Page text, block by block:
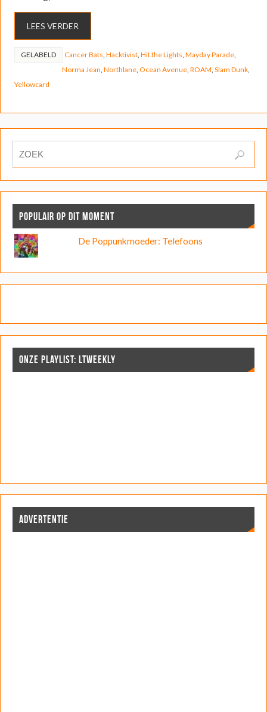
LEES VERDER
GELABELD Cancer Bats Hacktivist, Hit the Lights Mayday Parade,
Norma Jean Northlane, Ocean Avenue, ROAM Slam Dunk,
Yellowcard
POPULAIR OP DIT MOMENT
De Poppunkmoeder: Telefoons
ONZE PLAYLIST: LTWEEKLY
ADVERTENTIE